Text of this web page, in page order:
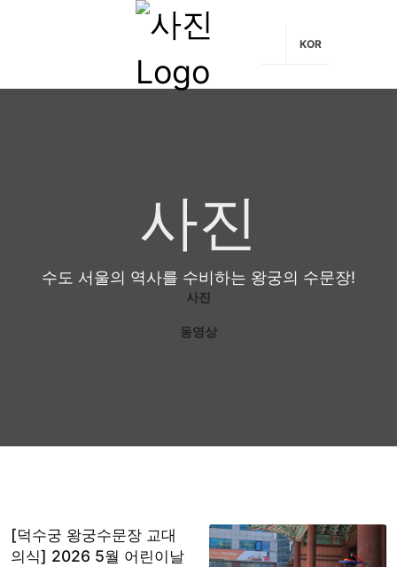
KOR
사진
수도 서울의 역사를 수비하는 왕궁의 수문장!
사진
동영상
[덕수궁 왕궁수문장 교대
의식] 2026 5월 어린이날